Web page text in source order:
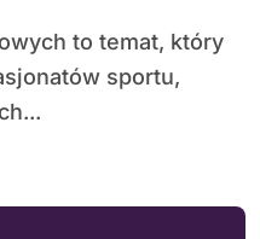
sportu,